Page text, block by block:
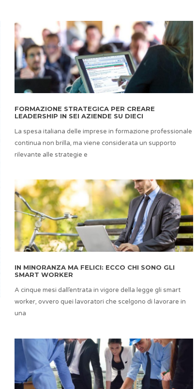
FORMAZIONE STRATEGICA PER CREARE
LEADERSHIP IN SEI AZIENDE SU DIECI
La spesa italiana delle imprese in formazione professionale
continua non brilla, ma viene considerata un supporto
rilevante alle strategie e
IN MINORANZA MA FELICI: ECCO CHI SONO GLI
SMART WORKER
A cinque mesi dall’entrata in vigore della legge gli smart
worker, ovvero quei lavoratori che scelgono di lavorare in
una